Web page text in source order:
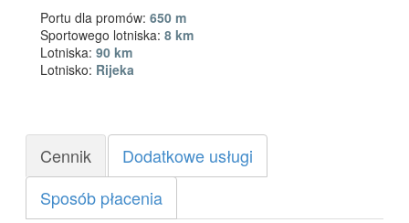
Portu dla promów: 650 m
Sportowego lotniska: 8 km
Lotniska: 90 km
Lotnisko: Rijeka
Cennik
Dodatkowe usługi
Sposób płacenia